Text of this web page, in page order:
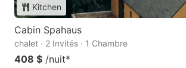
Kitchen
Cabin Spahaus
chalet · 2 Invités · 1 Chambre
408 $ /nuit*